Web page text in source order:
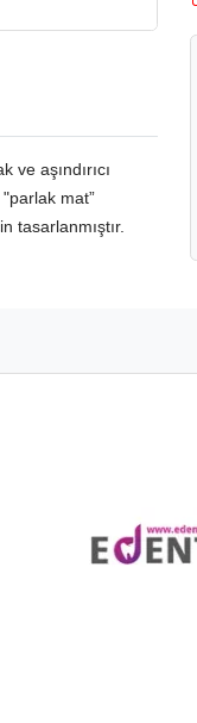
aşındırıcı
mat”
tasarlanmıştır.